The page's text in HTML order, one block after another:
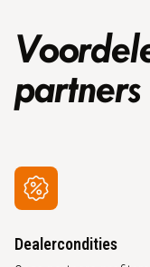
partners
Dealercondities